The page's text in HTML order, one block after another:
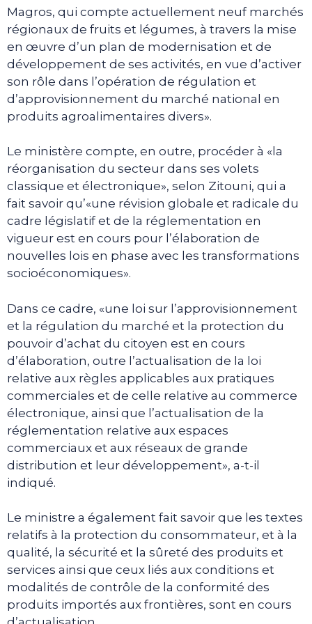
Magros, qui compte actuellement neuf marchés
régionaux de fruits et légumes, à travers la mise
en œuvre d’un plan de modernisation et de
développement de ses activités, en vue d’activer
son rôle dans l’opération de régulation et
d’approvisionnement du marché national en
produits agroalimentaires divers».
Le ministère compte, en outre, procéder à «la
réorganisation du secteur dans ses volets
classique et électronique», selon Zitouni, qui a
fait savoir qu’«une révision globale et radicale du
cadre législatif et de la réglementation en
vigueur est en cours pour l’élaboration de
nouvelles lois en phase avec les transformations
socioéconomiques».
Dans ce cadre, «une loi sur l’approvisionnement
et la régulation du marché et la protection du
pouvoir d’achat du citoyen est en cours
d’élaboration, outre l’actualisation de la loi
relative aux règles applicables aux pratiques
commerciales et de celle relative au commerce
électronique, ainsi que l’actualisation de la
réglementation relative aux espaces
commerciaux et aux réseaux de grande
distribution et leur développement», a-t-il
indiqué.
Le ministre a également fait savoir que les textes
relatifs à la protection du consommateur, et à la
qualité, la sécurité et la sûreté des produits et
services ainsi que ceux liés aux conditions et
modalités de contrôle de la conformité des
produits importés aux frontières, sont en cours